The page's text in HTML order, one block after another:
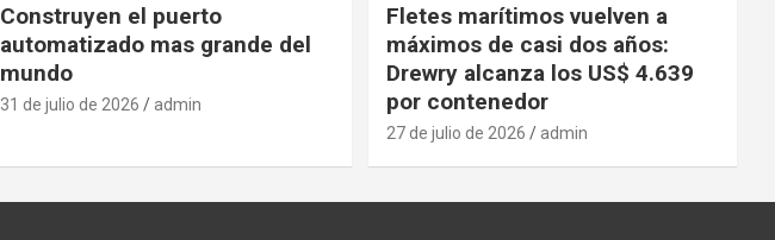
Construyen el puerto
automatizado mas grande del
mundo
31 de julio de 2026 admin
Fletes marítimos vuelven a
máximos de casi dos años:
Drewry alcanza los US$ 4.639
por contenedor
27 de julio de 2026 admin